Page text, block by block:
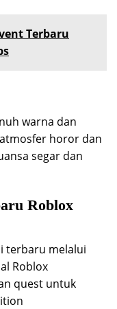
Terbaru
warna dan
horor dan
segar dan
Roblox
terbaru melalui
Roblox
quest untuk